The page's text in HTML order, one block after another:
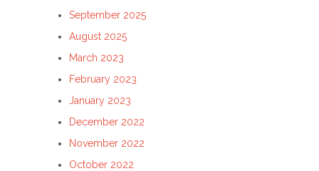
September 2025
August 2025
March 2023
February 2023
January 2023
December 2022
November 2022
October 2022